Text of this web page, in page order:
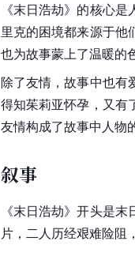
《末日浩劫》的核心
里克的困境都来源于他
也为故事蒙上了温暖的
除了友情，故事中也有
得知茱莉亚怀孕，又有
友情构成了故事中人物
叙事
《末日浩劫》开头是
片，二人历经艰难险阻